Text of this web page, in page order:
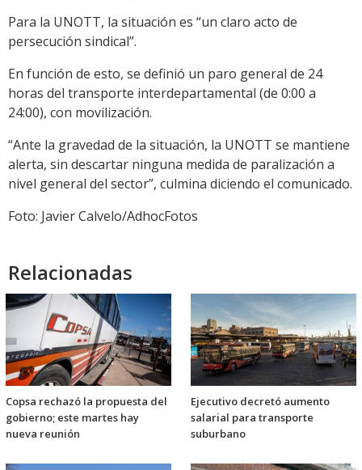
Para la UNOTT, la situación es “un claro acto de
persecución sindical”.
En función de esto, se definió un paro general de 24
horas del transporte interdepartamental (de 0:00 a
24:00), con movilización.
“Ante la gravedad de la situación, la UNOTT se mantiene
alerta, sin descartar ninguna medida de paralización a
nivel general del sector”, culmina diciendo el comunicado.
Foto: Javier Calvelo/AdhocFotos
Relacionadas
Copsa rechazó la propuesta del
gobierno; este martes hay
nueva reunión
Ejecutivo decretó aumento
salarial para transporte
suburbano